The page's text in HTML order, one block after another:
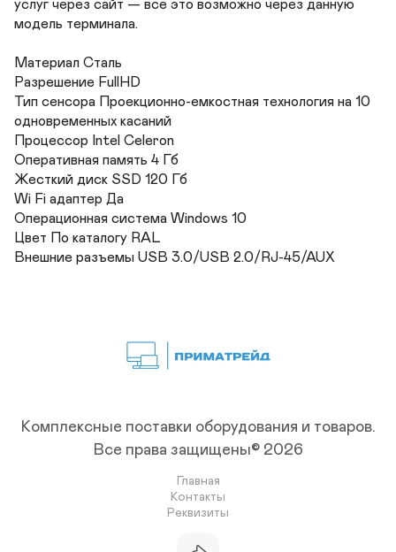
услуг через сайт — все это возможно через данную
модель терминала.
Материал Сталь
Разрешение FullHD
Тип сенсора Проекционно-емкостная технология на 10
одновременных касаний
Процессор Intel Celeron
Оперативная память 4 Гб
Жесткий диск SSD 120 Гб
Wi Fi адаптер Да
Операционная система Windows 10
Цвет По каталогу RAL
Внешние разъемы USB 3.0/USB 2.0/RJ-45/AUX
Комплексные поставки оборудования и товаров.
Все права защищены© 2026
Главная
Контакты
Реквизиты